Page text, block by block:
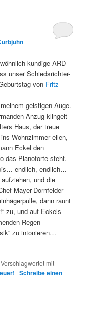
kundige ARD-
unser Schiedsrichter-
von Fritz
geistigen Auge.
Anzug klingelt –
Haus, der treue
Wohnzimmer eilen,
Eckel den
das Pianoforte steht.
endlich, endlich…
und die
Mayer-Dornfelder
dann raunt
zu, und auf Eckels
Regen
zu intonieren…
Verschlagwortet mit
|Schreibe einen